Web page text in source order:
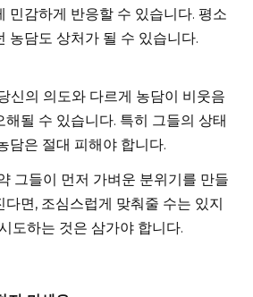
민감하게 반응할 수 있습니다. 평소
농담도 상처가 될 수 있습니다.
신의 의도와 다르게 농담이 비웃음
해될 수 있습니다. 특히 그들의 상태
담은 절대 피해야 합니다.
그들이 먼저 가벼운 분위기를 만들
다면, 조심스럽게 맞춰줄 수는 있지
도하는 것은 삼가야 합니다.